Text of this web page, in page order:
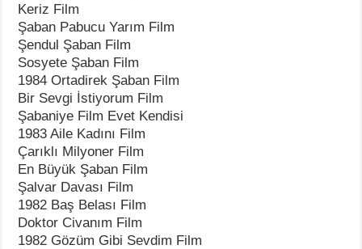
Keriz Film
Şaban Pabucu Yarım Film
Şendul Şaban Film
Sosyete Şaban Film
1984 Ortadirek Şaban Film
Bir Sevgi İstiyorum Film
Şabaniye Film Evet Kendisi
1983 Aile Kadını Film
Çarıklı Milyoner Film
En Büyük Şaban Film
Şalvar Davası Film
1982 Baş Belası Film
Doktor Civanım Film
1982 Gözüm Gibi Sevdim Film